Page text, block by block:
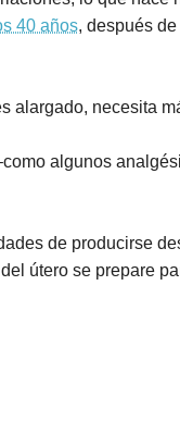
40 años, después
alargado, necesita
algunos
de producirse
útero se prepare